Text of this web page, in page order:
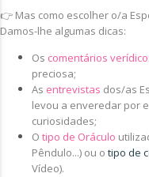
👉 Mas como escolher o/a
Damos-lhe algumas dicas:
Os comentários
preciosa;
As entrevistas dos/as
levou a enveredar por
curiosidades;
O tipo de Oráculo
Pêndulo...) ou o tipo de
Vídeo).